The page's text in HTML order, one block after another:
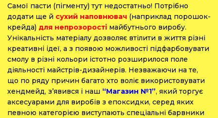
Самої пасти (пігменту) тут недостатньо! Потрібно
додати ще й сухий наповнювач (наприклад порошок-
крейда) для непрозорості майбутнього виробу.
Унікальність матеріалу дозволяє втілити в життя різні
креативні ідеї, а з появою можливості підфарбовувати
смолу в різні кольори істотно розширилося поле
діяльності майстрів-дизайнерів. Незважаючи на те,
що по ряду причин багато хто воліє використовувати
хендмейд, з’явився і наш “Магазин №1”, який торгує
аксесуарами для виробів з епоксидки, серед яких
певною категорією виступають спеціальні барвники